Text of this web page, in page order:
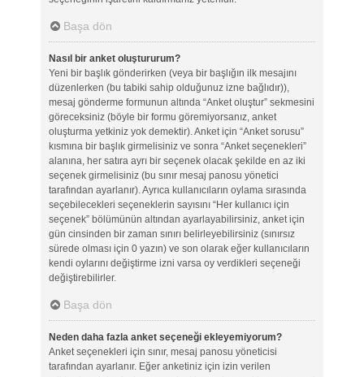
Başa dön
Nasıl bir anket oluştururum?
Yeni bir başlık gönderirken (veya bir başlığın ilk mesajını
düzenlerken (bu tabiki sahip olduğunuz izne bağlıdır)),
mesaj gönderme formunun altında “Anket oluştur” sekmesini
göreceksiniz (böyle bir formu göremiyorsanız, anket
oluşturma yetkiniz yok demektir). Anket için “Anket sorusu”
kısmına bir başlık girmelisiniz ve sonra “Anket seçenekleri”
alanına, her satıra ayrı bir seçenek olacak şekilde en az iki
seçenek girmelisiniz (bu sınır mesaj panosu yönetici
tarafından ayarlanır). Ayrıca kullanıcıların oylama sırasında
seçebilecekleri seçeneklerin sayısını “Her kullanıcı için
seçenek” bölümünün altından ayarlayabilirsiniz, anket için
gün cinsinden bir zaman sınırı belirleyebilirsiniz (sınırsız
sürede olması için 0 yazın) ve son olarak eğer kullanıcıların
kendi oylarını değiştirme izni varsa oy verdikleri seçeneği
değiştirebilirler.
Başa dön
Neden daha fazla anket seçeneği ekleyemiyorum?
Anket seçenekleri için sınır, mesaj panosu yöneticisi
tarafından ayarlanır. Eğer anketiniz için izin verilen